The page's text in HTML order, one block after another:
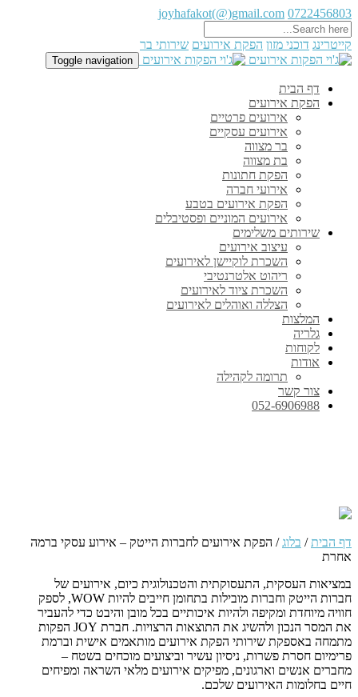
0722456803
joyhafakot(@)gmail.com
קייטרינג דוכני מזון הפקת אירועים שירותי בר
Toggle navigation
דף הבית
הפקת אירועים
אירועים פרטיים
אירועים עסקיים
בר מצווה
בת מצווה
הפקת חתונות
אירועי חברה
הפקת אירועים בטבע
אירועים המוניים ופסטיבלים
שירותים משלימים
עיצוב אירועים
השכרת לוקיישן לאירועים
ריהוט אלטרנטיבי
השכרת ציוד לאירועים
הצללה ואוהלים לאירועים
המלצות
גלריה
לקוחות
אודות
תרומה לקהילה
צור קשר
052-6906988
דף הבית/ בלוג/ הפקת אירועים לחברות הייטק – אירוע עסקי ברמה
אחרת
במציאות העסקית, התעסוקתית והטכנולוגית כיום, אירועים של
חברות הייטק וחברות מובילות בתחומן חייבים להיות WOW, לספק
חוויה מיוחדת ומקיפה ולהיות איכותיים בכל מובן והיבט כדי להעביר
את המסר הנכון ולהשיג את התוצאות הרצויות. חברת JOY הפקות
מתמחה באספקת שירותי הפקת אירועים מותאמים אישית וברמת
פרימיום חסרת פשרות, ניסיון עשיר וביצועים מוכחים בשטח –
מחברים אנשים וארגונים, מפיקים אירועים מלאי השראה ומפיחים
חיים בחלומות האירועים שלכם.